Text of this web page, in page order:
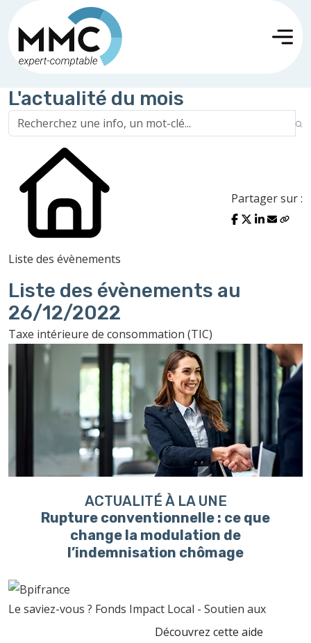
L'actualité du mois
Liste des évènements
Partager sur :
Liste des évènements au
26/12/2022
Taxe intérieure de consommation (TIC)
ACTUALITÉ À LA UNE
Rupture conventionnelle : ce que
change la modulation de
l’indemnisation chômage
Le saviez-vous ? Fonds Impact Local - Soutien aux
Découvrez cette aide